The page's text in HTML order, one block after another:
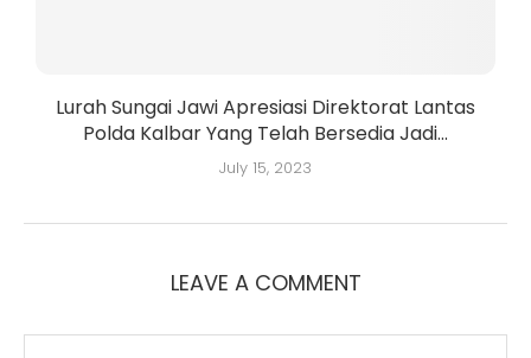
Lurah Sungai Jawi Apresiasi Direktorat Lantas
Polda Kalbar Yang Telah Bersedia Jadi...
July 15, 2023
LEAVE A COMMENT